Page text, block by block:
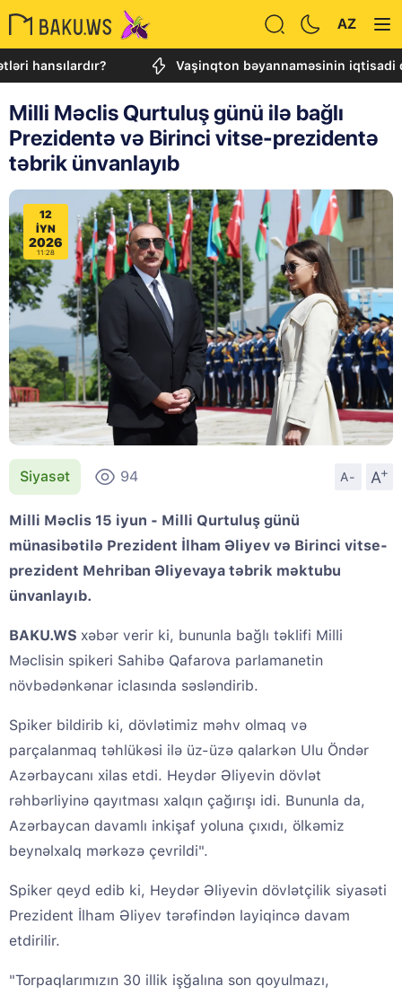
AZ
Vaşinqton bəyannaməsinin iqtisadi
Milli Məclis Qurtuluş günü ilə bağlı
Prezidentə və Birinci vitse-prezidentə
təbrik ünvanlayıb
12
IYN
2026
11:28
Siyasət 94 A- A
+
Milli Məclis 15 iyun - Milli Qurtuluş günü
münasibətilə Prezident İlham Əliyev və Birinci vitse-
prezident Mehriban Əliyevaya təbrik məktubu
ünvanlayıb.
BAKU.WS xəbər verir ki, bununla bağlı təklifi Milli
Məclisin spikeri Sahibə Qafarova parlamanetin
növbədənkənar iclasında səsləndirib.
Spiker bildirib ki, dövlətimiz məhv olmaq və
parçalanmaq təhlükəsi ilə üz-üzə qalarkən Ulu Öndər
Azərbaycanı xilas etdi. Heydər Əliyevin dövlət
rəhbərliyinə qayıtması xalqın çağırışı idi. Bununla da,
Azərbaycan davamlı inkişaf yoluna çıxıdı, ölkəmiz
beynəlxalq mərkəzə çevrildi".
Spiker qeyd edib ki, Heydər Əliyevin dövlətçilik siyasəti
Prezident İlham Əliyev tərəfindən layiqincə davam
etdirilir.
"Torpaqlarımızın 30 illik işğalına son qoyulmazı,